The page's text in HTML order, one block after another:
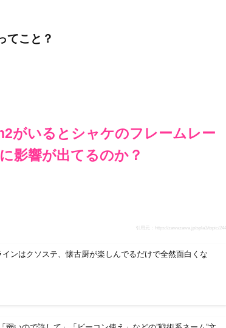
こと？
がいるとシャケのフレームレー
影響が出てるのか？
引用元： https://zawazawa.jp/spla3/topic/244
インはクソステ、懐古厨が楽しんでるだけで全然面白くな